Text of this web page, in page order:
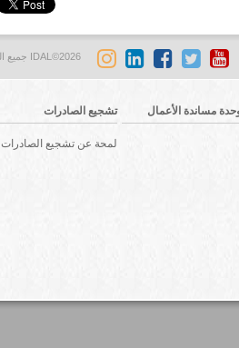
IDAL©2026 جميع الحقوق محفوظة
مساندة الأعمال تشجيع الصادرات
لمحة عن تشجيع الصادرات